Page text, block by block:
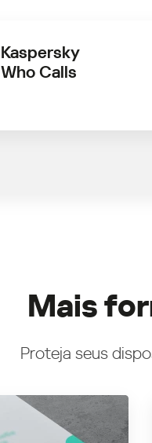
Kaspersky
Who Calls
Mais
Proteja seus